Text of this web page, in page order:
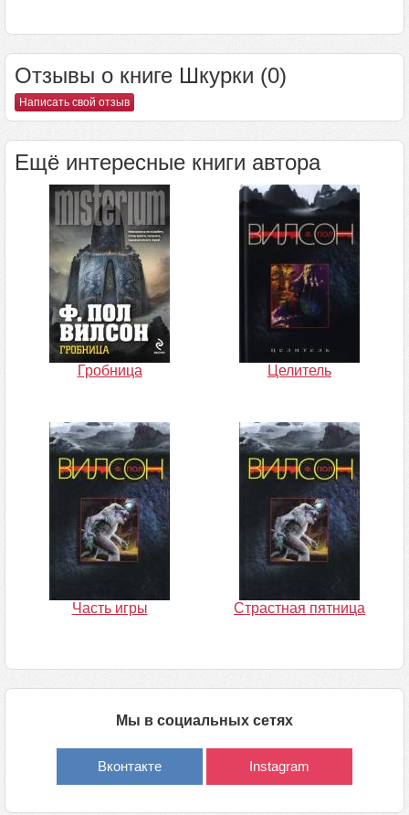
Отзывы о книге Шкурки (0)
Написать свой отзыв
Ещё интересные книги автора
Гробница Целитель
Часть игры Страстная пятница
Мы в социальных сетях
Вконтакте Instagram